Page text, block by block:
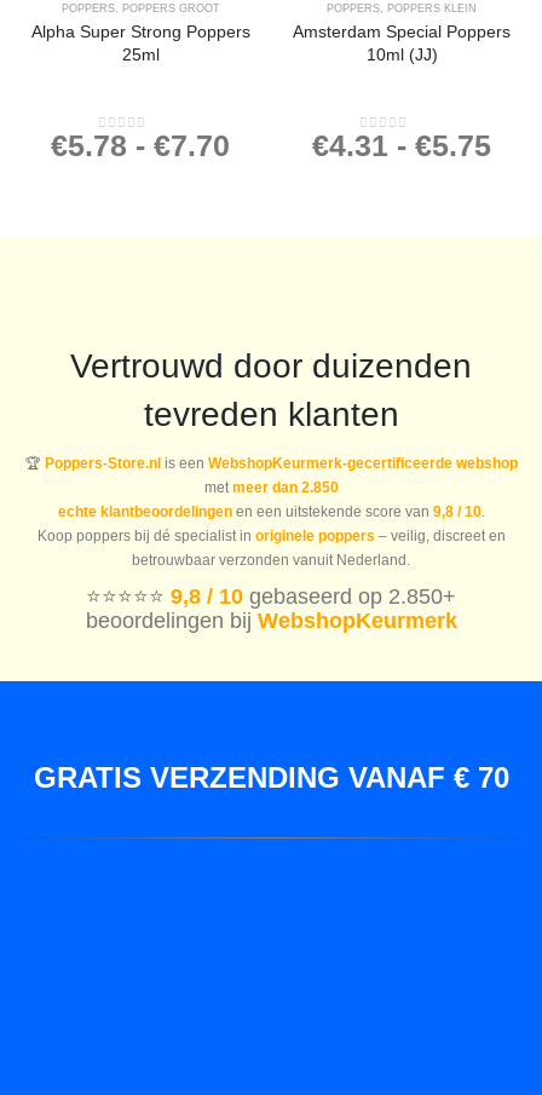
POPPERS, POPPERS GROOT
Alpha Super Strong Poppers
25ml
0out of 5
€5.78 - €7.70
POPPERS POPPERS KLEIN
Amsterdam Special Poppers
10ml (JJ)
0out of 5
€4.31 - €5.75
Vertrouwd door duizenden
tevreden klanten
🏆 Poppers-Store.nlis een WebshopKeurmerk-gecertificeerde webshop
met meer dan 2.850
echte klantbeoordelingenen een uitstekende score van 9,8 / 10.
Koop poppers bij dé specialist in originele poppers – veilig, discreet en
betrouwbaar verzonden vanuit Nederland.
⭐️⭐️⭐️⭐️⭐️ 9,8 / 10 gebaseerd op 2.850+
beoordelingen bij WebshopKeurmerk
GRATIS VERZENDING VANAF € 70